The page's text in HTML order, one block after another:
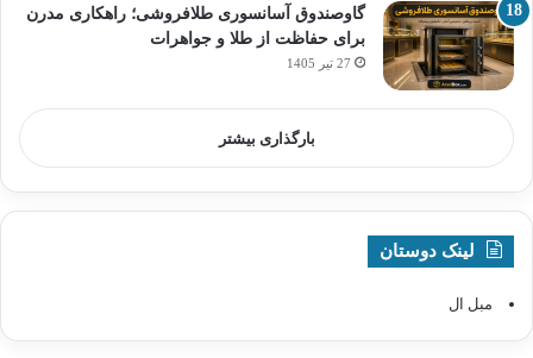
گاوصندوق آسانسوری طلافروشی؛ راهکاری مدرن
برای حفاظت از طلا و جواهرات
27 تیر 1405
بارگذاری بیشتر
لینک دوستان
مبل ال